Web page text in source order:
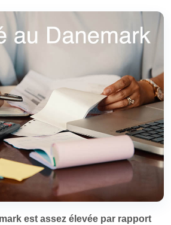
est assez élevée par rapport